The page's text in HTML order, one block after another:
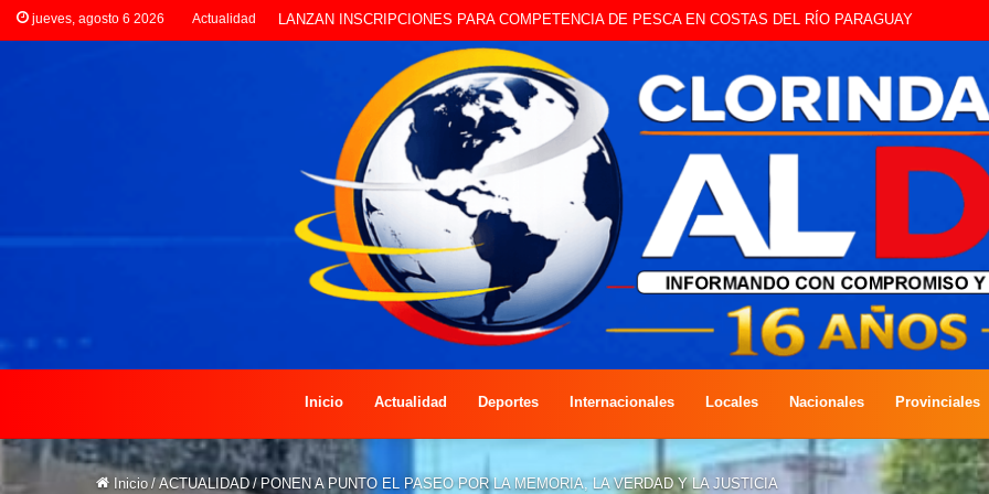
jueves, agosto 6 2026 Actualidad CLORINDA CREATIVA LANZA ESTE SÁBADO LA EDICIÓN DÍA DEL NIÑO
Inicio Actualidad Deportes Internacionales Locales Nacionales Provinciales
Inicio / ACTUALIDAD / PONEN A PUNTO EL PASEO POR LA MEMORIA, LA VERDAD Y LA JUSTICIA